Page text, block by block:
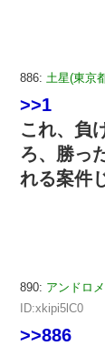
886: 土星(東京
>>1
これ、負
ろ、勝っ
れる案件
890: アンドロ
ID:xkipi5lC0
>>886